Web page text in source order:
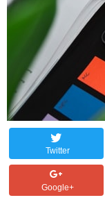
Twitter
Google+